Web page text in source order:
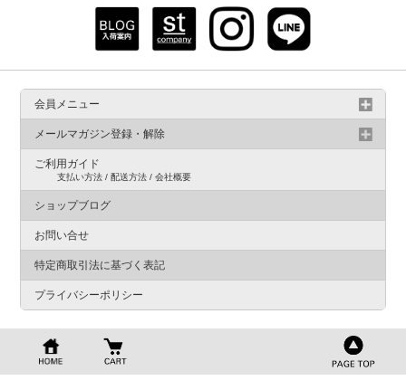
会員メニュー
メールマガジン登録・解除
ご利用ガイド
支払い方法 / 配送方法 / 会社概要
ショップブログ
お問い合せ
特定商取引法に基づく表記
プライバシーポリシー